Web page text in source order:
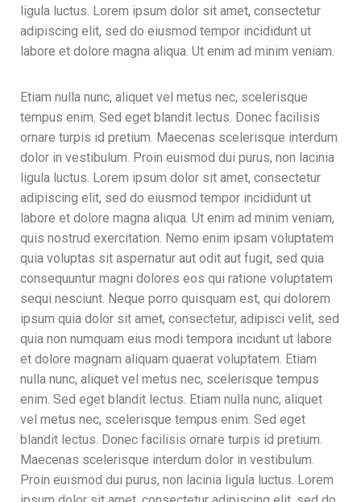
ligula luctus. Lorem ipsum dolor sit amet, consectetur
adipiscing elit, sed do eiusmod tempor incididunt ut
labore et dolore magna aliqua. Ut enim ad minim veniam.
Etiam nulla nunc, aliquet vel metus nec, scelerisque
tempus enim. Sed eget blandit lectus. Donec facilisis
ornare turpis id pretium. Maecenas scelerisque interdum
dolor in vestibulum. Proin euismod dui purus, non lacinia
ligula luctus. Lorem ipsum dolor sit amet, consectetur
adipiscing elit, sed do eiusmod tempor incididunt ut
labore et dolore magna aliqua. Ut enim ad minim veniam,
quis nostrud exercitation. Nemo enim ipsam voluptatem
quia voluptas sit aspernatur aut odit aut fugit, sed quia
consequuntur magni dolores eos qui ratione voluptatem
sequi nesciunt. Neque porro quisquam est, qui dolorem
ipsum quia dolor sit amet, consectetur, adipisci velit, sed
quia non numquam eius modi tempora incidunt ut labore
et dolore magnam aliquam quaerat voluptatem. Etiam
nulla nunc, aliquet vel metus nec, scelerisque tempus
enim. Sed eget blandit lectus. Etiam nulla nunc, aliquet
vel metus nec, scelerisque tempus enim. Sed eget
blandit lectus. Donec facilisis ornare turpis id pretium.
Maecenas scelerisque interdum dolor in vestibulum.
Proin euismod dui purus, non lacinia ligula luctus. Lorem